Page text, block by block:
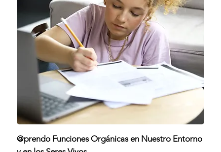
@prendo Funciones Orgánicas en Nuestro Entorno